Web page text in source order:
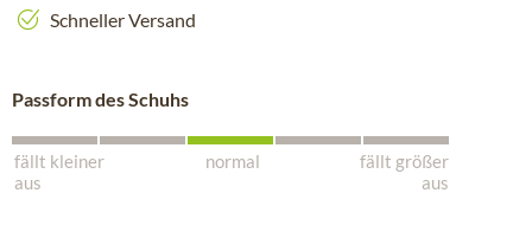
Schneller Versand
Passform des Schuhs
fällt kleiner
aus
normal
fällt größer
aus